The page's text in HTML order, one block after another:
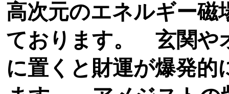
高次元のエネルギー磁
ております。 玄関や
に置くと財運が爆発